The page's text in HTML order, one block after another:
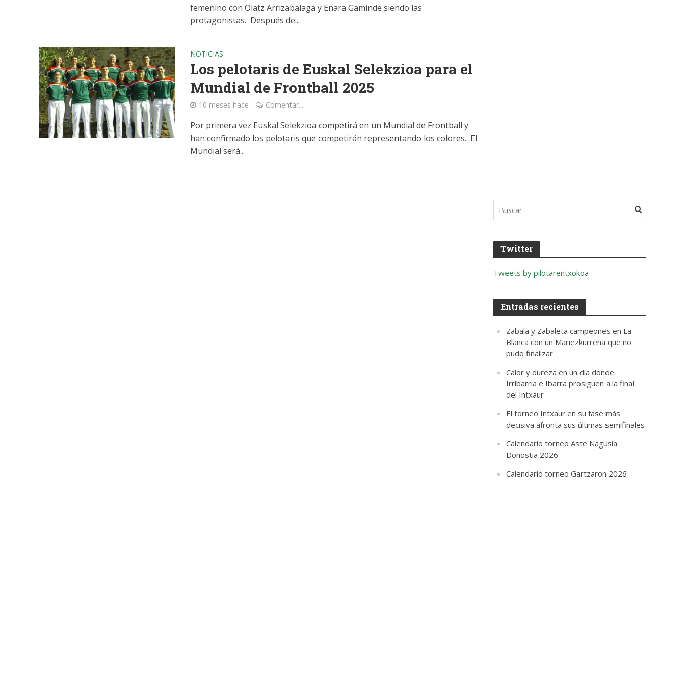
femenino con Olatz Arrizabalaga y Enara Gaminde siendo las
protagonistas. Después de...
NOTICIAS
Los pelotaris de Euskal Selekzioa para el
Mundial de Frontball 2025
10 meses hace Comentar...
Por primera vez Euskal Selekzioa competirá en un Mundial de Frontball y
han confirmado los pelotaris que competirán representando los colores. El
Mundial será...
Twitter
Tweets by pilotarentxokoa
Entradas recientes
Zabala y Zabaleta campeones en La
Blanca con un Mariezkurrena que no
pudo finalizar
Calor y dureza en un día donde
Irribarria e Ibarra prosiguen a la final
del Intxaur
El torneo Intxaur en su fase más
decisiva afronta sus últimas semifinales
Calendario torneo Aste Nagusia
Donostia 2026
Calendario torneo Gartzaron 2026